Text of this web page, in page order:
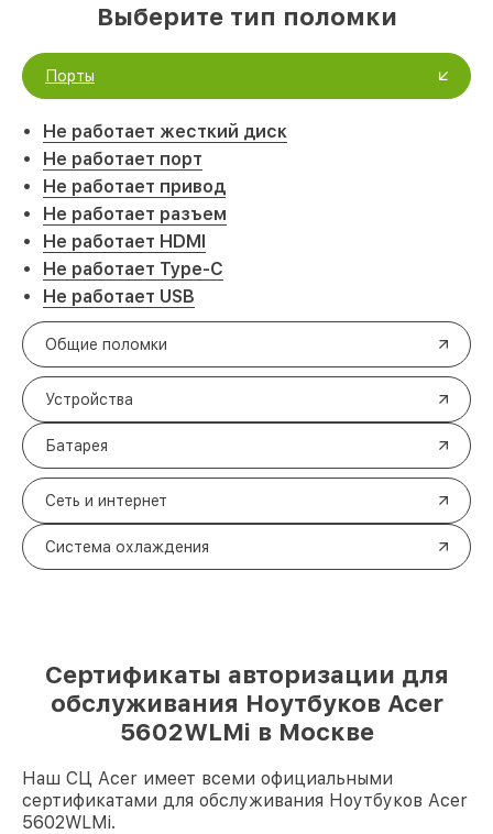
Выберите тип поломки
Порты
Не работает жесткий диск
Не работает порт
Не работает привод
Не работает разъем
Не работает HDMI
Не работает Type-C
Не работает USB
Общие поломки
Устройства
Батарея
Сеть и интернет
Система охлаждения
Сертификаты авторизации для
обслуживания Ноутбуков Acer
5602WLMi в Москве
Наш СЦ Acer имеет всеми официальными
сертификатами для обслуживания Ноутбуков Acer
5602WLMi.